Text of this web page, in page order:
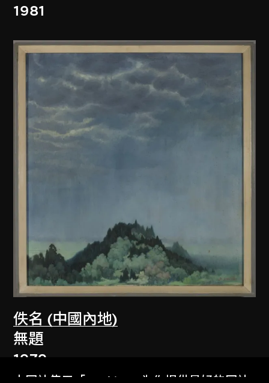
1981
佚名 (中國內地)
無題
1979